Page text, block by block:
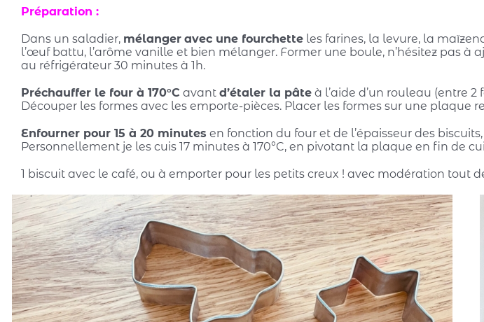
Préparation :
Dans un saladier, mélanger avec une fourchetteles farines, la levure, la
l’œuf battu, l’arôme vanille et bien mélanger. Former une boule, n’hésitez pas à
au réfrigérateur 30 minutes à 1h.
Préchauffer le four à 170°C avant d’étaler la pâteà l’aide d’un rouleau (entre
Découper les formes avec les emporte-pièces. Placer les formes sur une plaque
Enfourner pour 15 à 20 minutes en fonction du four et de l’épaisseur des
Personnellement je les cuis 17 minutes à 170°C, en pivotant la plaque en fin de
1 biscuit avec le café, ou à emporter pour les petits creux ! avec modération tout